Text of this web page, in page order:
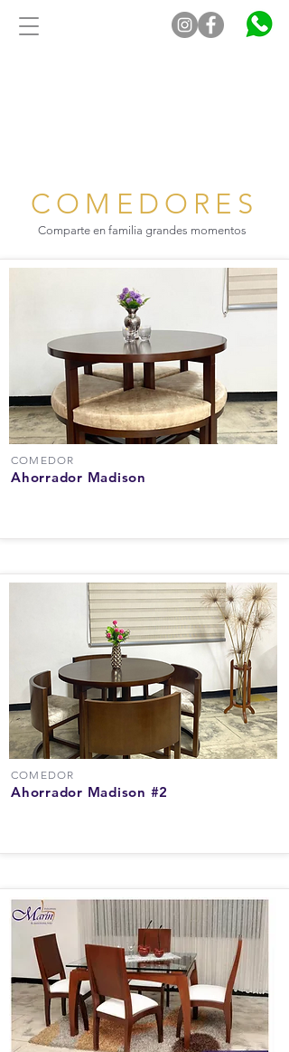
COMEDORES
Comparte en familia grandes momentos
COMEDOR
Ahorrador Madison
COMEDOR
Ahorrador Madison #2